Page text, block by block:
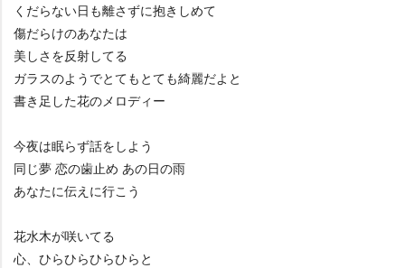
くだらない日も離さずに抱きしめて
傷だらけのあなたは
美しさを反射してる
ガラスのようでとてもとても綺麗だよと
書き足した花のメロディー
今夜は眠らず話をしよう
同じ夢 恋の歯止め あの日の雨
あなたに伝えに行こう
花水木が咲いてる
心、ひらひらひらひらと